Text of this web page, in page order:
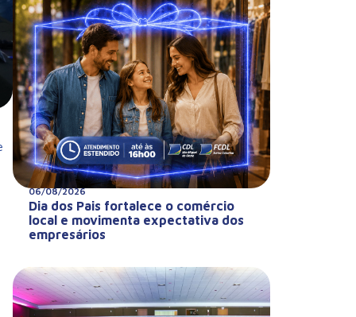
06/08/2026
Dia dos Pais fortalece o comércio
local e movimenta expectativa dos
empresários